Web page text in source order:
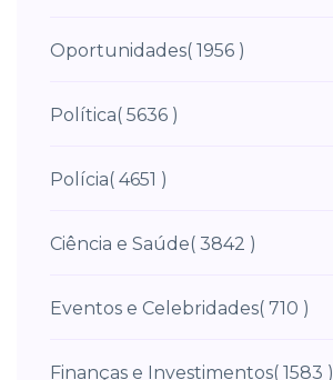
Oportunidades( 1956 )
Política( 5636 )
Polícia( 4651 )
Ciência e Saúde( 3842 )
Eventos e Celebridades( 710 )
Finanças e Investimentos( 1583 )